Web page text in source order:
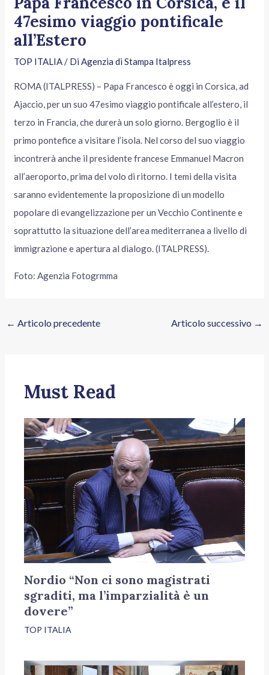
47esimo viaggio pontificale
all’Estero
TOP ITALIA/ DiAgenzia di Stampa Italpress
ROMA (ITALPRESS) – Papa Francesco è oggi in Corsica, ad
Ajaccio, per un suo 47esimo viaggio pontificale all’estero, il
terzo in Francia, che durerà un solo giorno. Bergoglio è il
primo pontefice a visitare l’isola. Nel corso del suo viaggio
incontrerà anche il presidente francese Emmanuel Macron
all’aeroporto, prima del volo di ritorno. I temi della visita
saranno evidentemente la proposizione di un modello
popolare di evangelizzazione per un Vecchio Continente e
soprattutto la situazione dell’area mediterranea a livello di
immigrazione e apertura al dialogo. (ITALPRESS).
Foto: Agenzia Fotogrmma
← Articolo precedente Articolo successivo →
Must Read
Nordio “Non ci sono magistrati
sgraditi, ma l’imparzialità è un
dovere”
TOP ITALIA